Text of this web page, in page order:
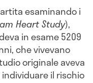
esaminando i
Heart Study),
in esame 5209
che vivevano
originale aveva
il rischio